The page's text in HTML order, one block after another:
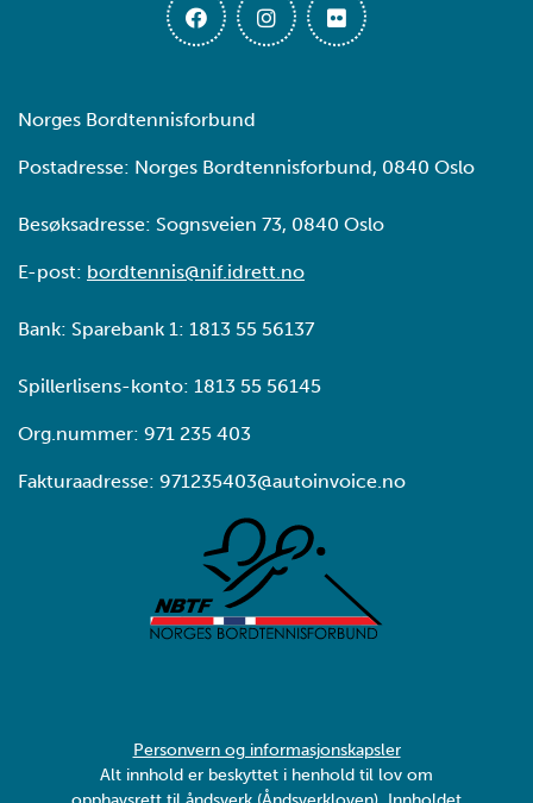
Norges Bordtennisforbund
Postadresse: Norges Bordtennisforbund, 0840 Oslo
Besøksadresse: Sognsveien 73, 0840 Oslo
E-post: bordtennis@nif.idrett.no
Bank: Sparebank 1: 1813 55 56137
Spillerlisens-konto: 1813 55 56145
Org.nummer: 971 235 403
Fakturaadresse: 971235403@autoinvoice.no
Personvern og informasjonskapsler
Alt innhold er beskyttet i henhold til lov om